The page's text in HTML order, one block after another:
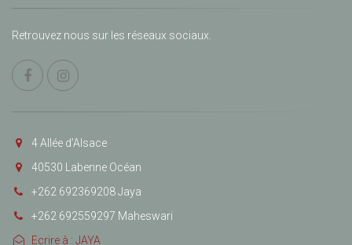
Retrouvez nous sur les réseaux sociaux.
4 Allée d’Alsace
40530 Labenne Océan
+262 692369208 Jaya
+262 692559297 Maheswari
Ecrire à : JAYA